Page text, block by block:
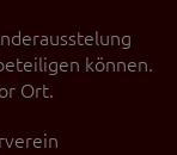
können.
Ort.